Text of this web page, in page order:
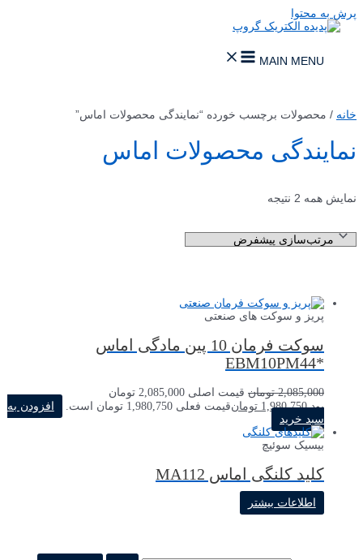
پرش به محتوا
MAIN MENU
خانه / محصولات برچسب خورده “نمایندگی محصولات اماس”
نمایندگی محصولات اماس
نمایش همه 2 نتیجه
پریز و سوکت های صنعتی
سوکت فرمان 10 پین مادگی اماس
*EBM10PM44
2,085,000 تومان
قیمت اصلی 2,085,000 تومان
بود.1,980,750 تومانقیمت فعلی 1,980,750 تومان است.
افزودن به
سبد خرید
بیسیک سوئیچ
کلید کلنگی اماس MA112
اطلاعات بیشتر